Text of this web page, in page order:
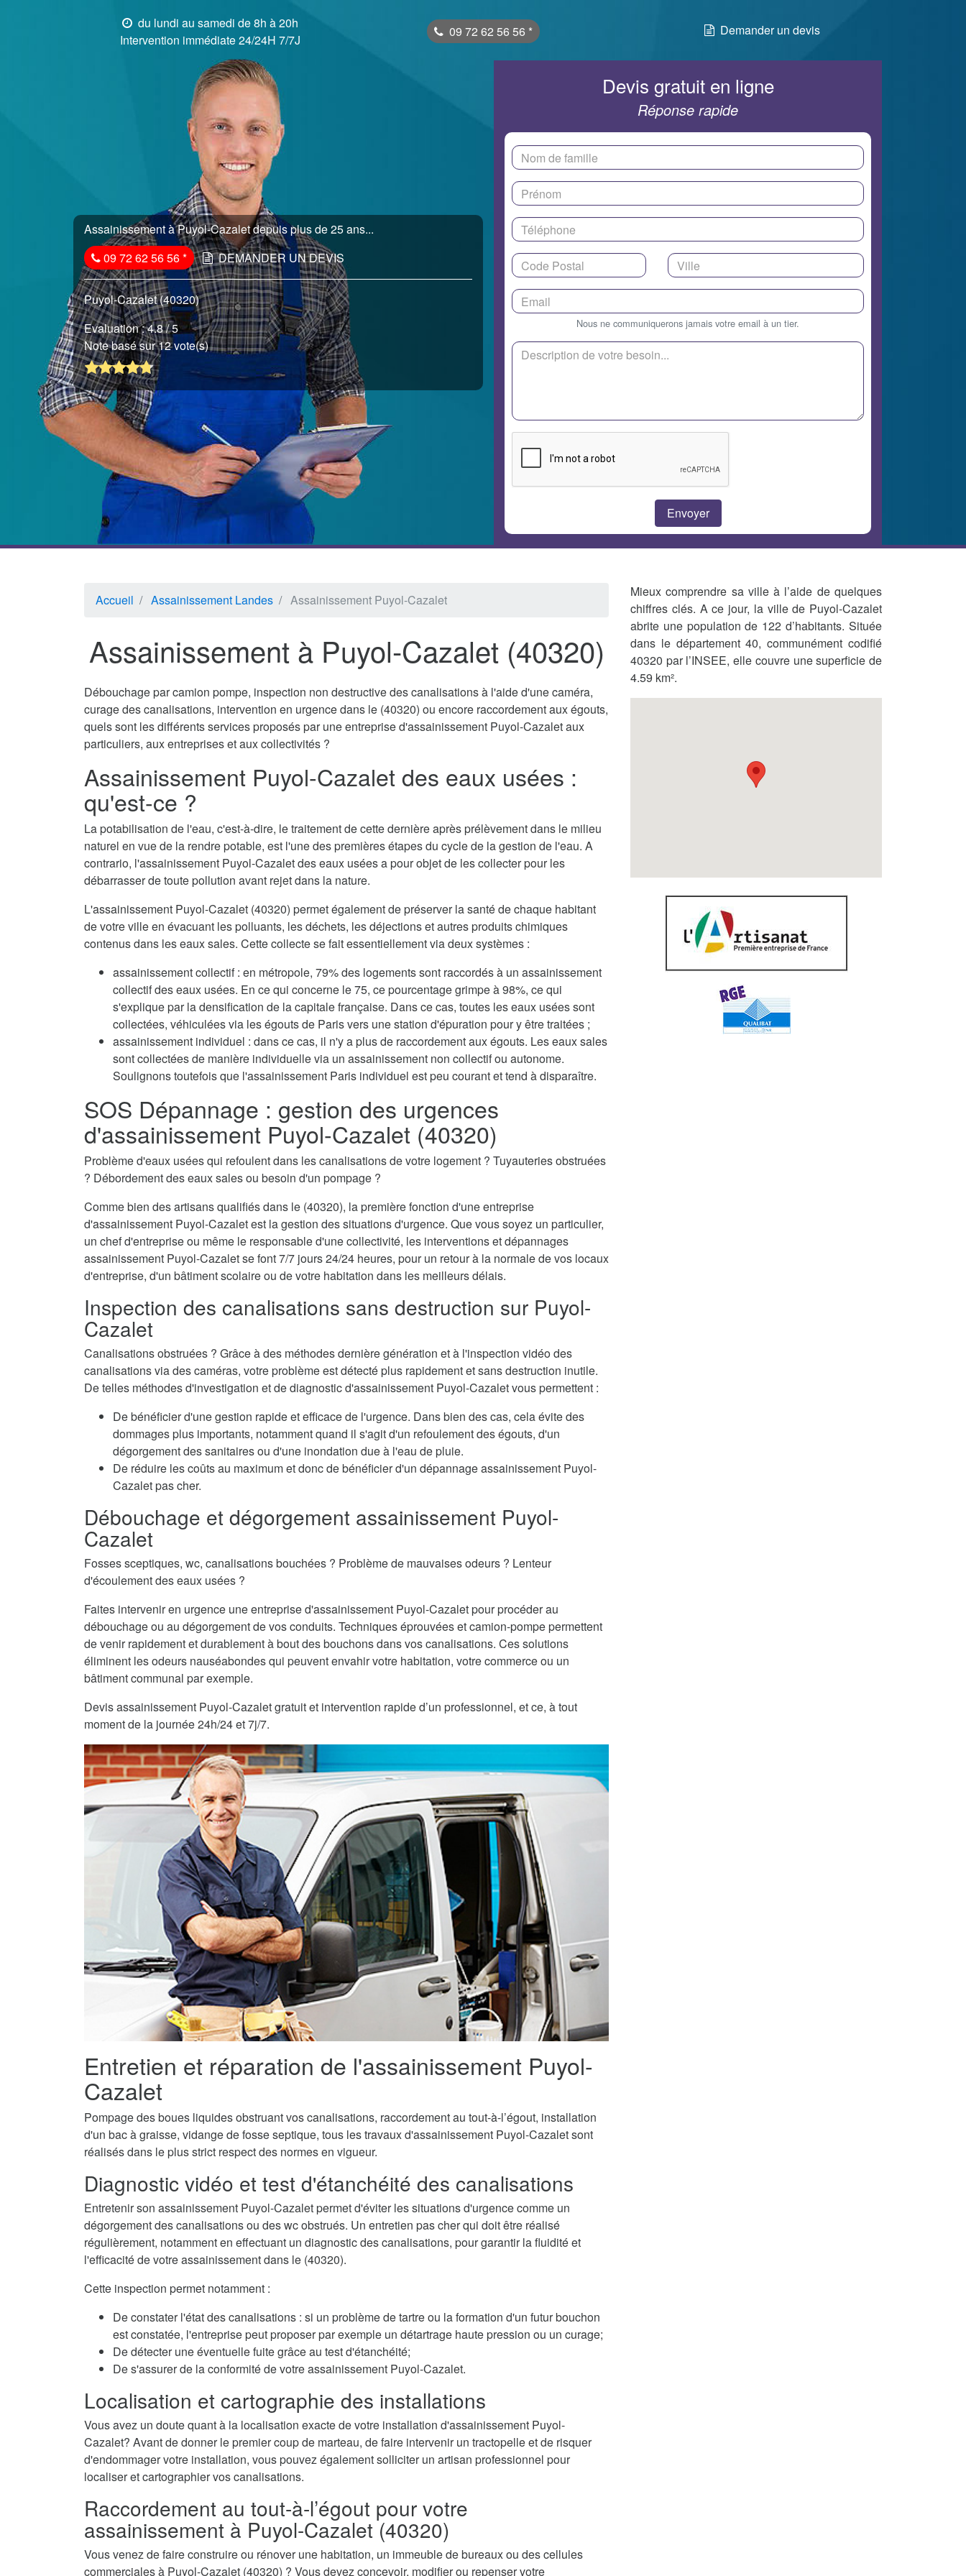
du lundi au samedi de 8h à 20h
Intervention immédiate 24/24H 7/7J
09 72 62 56 56 * Demander un devis
Assainissement à Puyol-Cazalet depuis plus de 25 ans...
09 72 62 56 56* DEMANDER UN DEVIS
Puyol-Cazalet (40320)
Evaluation :4.8/ 5
Note basé sur 12 vote(s)
Devis gratuit en ligne
Réponse rapide
Nous ne communiquerons jamais votre email à un tier.
Accueil Assainissement Landes Assainissement Puyol-Cazalet
Assainissement à Puyol-Cazalet (40320)
Débouchage par camion pompe, inspection non destructive des canalisations à l'aide d'une caméra,
curage des canalisations, intervention en urgence dans le (40320) ou encore raccordement aux égouts,
quels sont les différents services proposés par une entreprise d'assainissement Puyol-Cazalet aux
particuliers, aux entreprises et aux collectivités ?
Assainissement Puyol-Cazalet des eaux usées :
qu'est-ce ?
La potabilisation de l'eau, c'est-à-dire, le traitement de cette dernière après prélèvement dans le milieu
naturel en vue de la rendre potable, est l'une des premières étapes du cycle de la gestion de l'eau. A
contrario, l'assainissement Puyol-Cazalet des eaux usées a pour objet de les collecter pour les
débarrasser de toute pollution avant rejet dans la nature.
L'assainissement Puyol-Cazalet (40320) permet également de préserver la santé de chaque habitant
de votre ville en évacuant les polluants, les déchets, les déjections et autres produits chimiques
contenus dans les eaux sales. Cette collecte se fait essentiellement via deux systèmes :
assainissement collectif : en métropole, 79% des logements sont raccordés à un assainissement
collectif des eaux usées. En ce qui concerne le 75, ce pourcentage grimpe à 98%, ce qui
s'explique par la densification de la capitale française. Dans ce cas, toutes les eaux usées sont
collectées, véhiculées via les égouts de Paris vers une station d'épuration pour y être traitées ;
assainissement individuel : dans ce cas, il n'y a plus de raccordement aux égouts. Les eaux sales
sont collectées de manière individuelle via un assainissement non collectif ou autonome.
Soulignons toutefois que l'assainissement Paris individuel est peu courant et tend à disparaître.
SOS Dépannage : gestion des urgences
d'assainissement Puyol-Cazalet (40320)
Problème d'eaux usées qui refoulent dans les canalisations de votre logement ? Tuyauteries obstruées
? Débordement des eaux sales ou besoin d'un pompage ?
Comme bien des artisans qualifiés dans le (40320), la première fonction d'une entreprise
d'assainissement Puyol-Cazalet est la gestion des situations d'urgence. Que vous soyez un particulier,
un chef d'entreprise ou même le responsable d'une collectivité, les interventions et dépannages
assainissement Puyol-Cazalet se font 7/7 jours 24/24 heures, pour un retour à la normale de vos locaux
d'entreprise, d'un bâtiment scolaire ou de votre habitation dans les meilleurs délais.
Inspection des canalisations sans destruction sur Puyol-
Cazalet
Canalisations obstruées ? Grâce à des méthodes dernière génération et à l'inspection vidéo des
canalisations via des caméras, votre problème est détecté plus rapidement et sans destruction inutile.
De telles méthodes d'investigation et de diagnostic d'assainissement Puyol-Cazalet vous permettent :
De bénéficier d'une gestion rapide et efficace de l'urgence. Dans bien des cas, cela évite des
dommages plus importants, notamment quand il s'agit d'un refoulement des égouts, d'un
dégorgement des sanitaires ou d'une inondation due à l'eau de pluie.
De réduire les coûts au maximum et donc de bénéficier d'un dépannage assainissement Puyol-
Cazalet pas cher.
Débouchage et dégorgement assainissement Puyol-
Cazalet
Fosses sceptiques, wc, canalisations bouchées ? Problème de mauvaises odeurs ? Lenteur
d'écoulement des eaux usées ?
Faites intervenir en urgence une entreprise d'assainissement Puyol-Cazalet pour procéder au
débouchage ou au dégorgement de vos conduits. Techniques éprouvées et camion-pompe permettent
de venir rapidement et durablement à bout des bouchons dans vos canalisations. Ces solutions
éliminent les odeurs nauséabondes qui peuvent envahir votre habitation, votre commerce ou un
bâtiment communal par exemple.
Devis assainissement Puyol-Cazalet gratuit et intervention rapide d’un professionnel, et ce, à tout
moment de la journée 24h/24 et 7j/7.
Entretien et réparation de l'assainissement Puyol-
Cazalet
Pompage des boues liquides obstruant vos canalisations, raccordement au tout-à-l’égout, installation
d'un bac à graisse, vidange de fosse septique, tous les travaux d'assainissement Puyol-Cazalet sont
réalisés dans le plus strict respect des normes en vigueur.
Diagnostic vidéo et test d'étanchéité des canalisations
Entretenir son assainissement Puyol-Cazalet permet d'éviter les situations d'urgence comme un
dégorgement des canalisations ou des wc obstrués. Un entretien pas cher qui doit être réalisé
régulièrement, notamment en effectuant un diagnostic des canalisations, pour garantir la fluidité et
l'efficacité de votre assainissement dans le (40320).
Cette inspection permet notamment :
De constater l'état des canalisations : si un problème de tartre ou la formation d'un futur bouchon
est constatée, l'entreprise peut proposer par exemple un détartrage haute pression ou un curage;
De détecter une éventuelle fuite grâce au test d'étanchéité;
De s'assurer de la conformité de votre assainissement Puyol-Cazalet.
Localisation et cartographie des installations
Vous avez un doute quant à la localisation exacte de votre installation d'assainissement Puyol-
Cazalet? Avant de donner le premier coup de marteau, de faire intervenir un tractopelle et de risquer
d'endommager votre installation, vous pouvez également solliciter un artisan professionnel pour
localiser et cartographier vos canalisations.
Raccordement au tout-à-l’égout pour votre
assainissement à Puyol-Cazalet (40320)
Vous venez de faire construire ou rénover une habitation, un immeuble de bureaux ou des cellules
commerciales à Puyol-Cazalet (40320) ? Vous devez concevoir, modifier ou repenser votre
Mieux comprendre sa ville à l’aide de quelques
chiffres clés. A ce jour, la ville de Puyol-Cazalet
abrite une population de 122 d’habitants. Située
dans le département 40, communément codifié
40320 par l’INSEE, elle couvre une superficie de
4.59 km².